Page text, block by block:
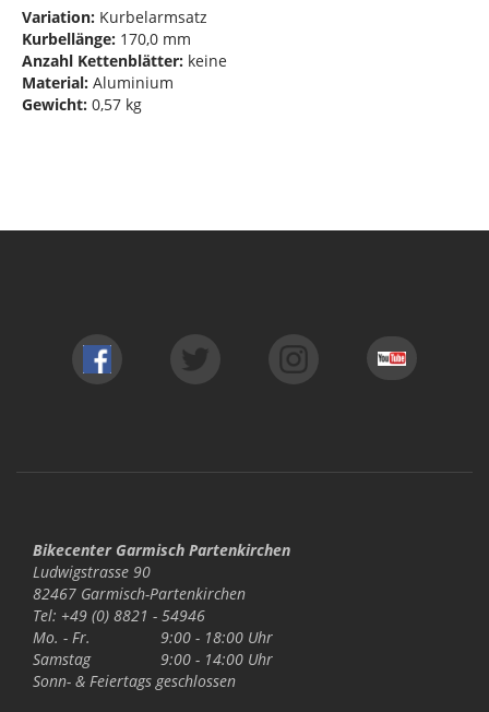
Variation: Kurbelarmsatz
Kurbellänge: 170,0 mm
Anzahl Kettenblätter: keine
Material: Aluminium
Gewicht: 0,57 kg
Bikecenter Garmisch Partenkirchen
Ludwigstrasse 90
82467 Garmisch-Partenkirchen
Tel: +49 (0) 8821 - 54946
Mo. - Fr.
9:00 - 18:00 Uhr
Samstag
9:00 - 14:00 Uhr
Sonn- & Feiertags geschlossen